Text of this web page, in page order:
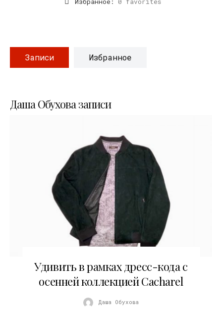
Записи Избранное
Даша Обухова записи
Удивить в рамках дресс-кода с
осенней коллекцией Cacharel
Даша Обухова